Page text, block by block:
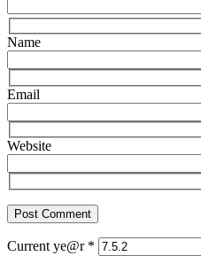
Name
Email
Website
Current ye@r *